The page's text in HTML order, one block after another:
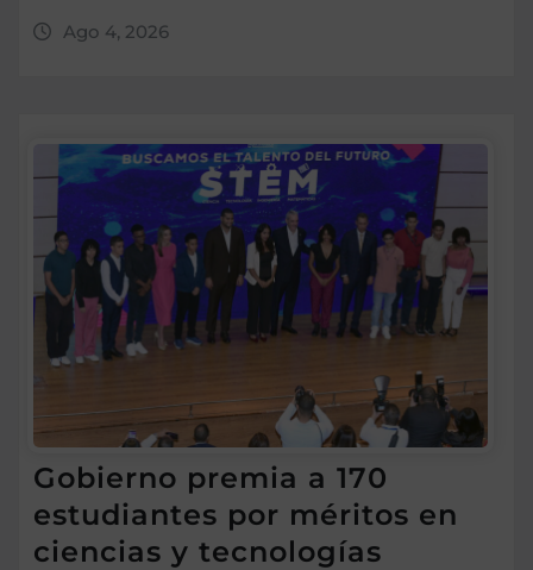
Ago 4, 2026
Gobierno premia a 170
estudiantes por méritos en
ciencias y tecnologías